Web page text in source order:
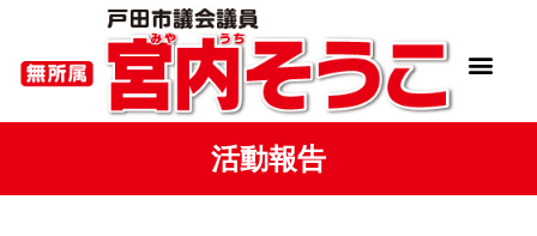
活動報告